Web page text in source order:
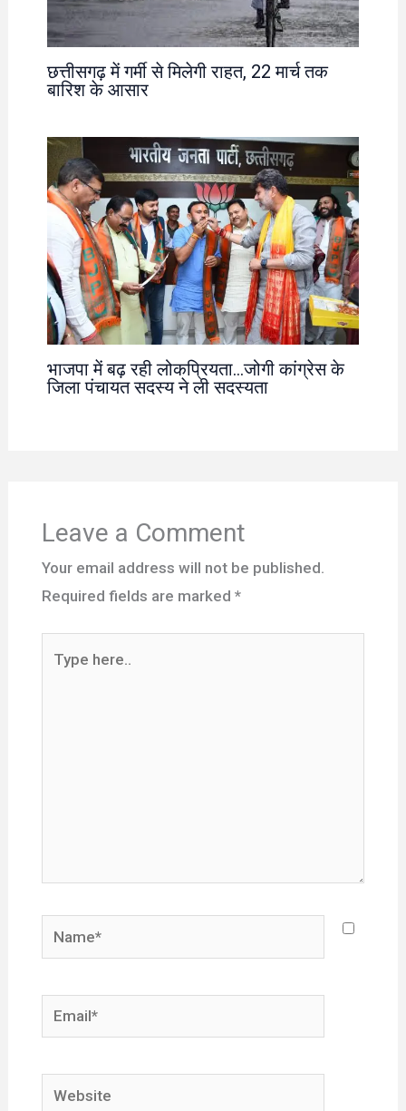
छत्तीसगढ़ में गर्मी से मिलेगी राहत, 22 मार्च तक
बारिश के आसार
भाजपा में बढ़ रही लोकप्रियता…जोगी कांग्रेस के
जिला पंचायत सदस्य ने ली सदस्यता
Leave a Comment
Your email address will not be published.
Required fields are marked *
Name*
Email*
Website